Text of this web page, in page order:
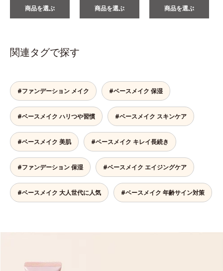
商品を選ぶ 商品を選ぶ 商品を選ぶ
関連タグで探す
#ファンデーション メイク #ベースメイク 保湿
#ベースメイク ハリつや習慣 #ベースメイク スキンケア
#ベースメイク 美肌 #ベースメイク キレイ長続き
#ファンデーション 保湿 #ベースメイク エイジングケア
#ベースメイク 大人世代に人気 #ベースメイク 年齢サイン対策